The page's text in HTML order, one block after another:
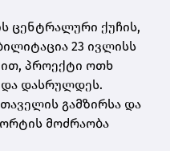
ცენტრალური ქუჩის,
23 ივლისს
პროექტი ოთხ
დასრულდეს.
გამზირსა და
მოძრაობა